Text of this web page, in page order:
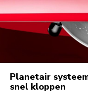
Planetair
snel kloppen